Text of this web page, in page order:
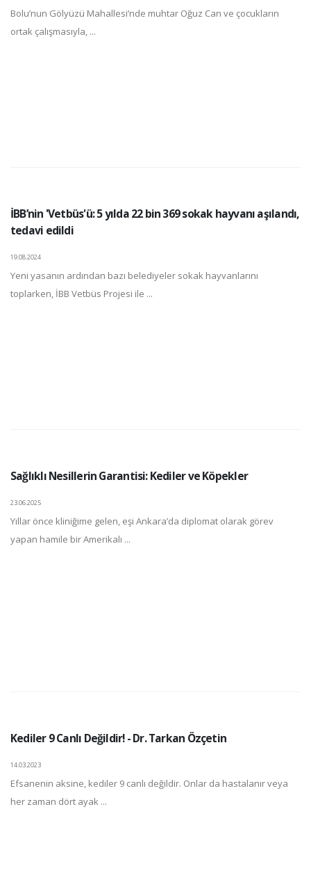
Bolu’nun Gölyüzü Mahallesi’nde muhtar Oğuz Can ve çocukların
ortak çalışmasıyla, ...
İBB’nin 'Vetbüs'ü: 5 yılda 22 bin 369 sokak hayvanı aşılandı,
tedavi edildi
19.08.2024
Yeni yasanın ardından bazı belediyeler sokak hayvanlarını
toplarken, İBB Vetbüs Projesi ile ...
Sağlıklı Nesillerin Garantisi: Kediler ve Köpekler
23.06.2025
Yıllar önce kliniğime gelen, eşi Ankara’da diplomat olarak görev
yapan hamile bir Amerikalı ...
Kediler 9 Canlı Değildir! - Dr. Tarkan Özçetin
14.03.2023
Efsanenin aksine, kediler 9 canlı değildir. Onlar da hastalanır veya
her zaman dört ayak ...